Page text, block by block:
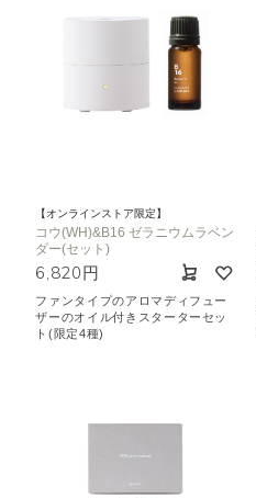
【オンラインストア限定】
コウ(WH)&B16 ゼラニウムラベン
ダー(セット)
6,820円
ファンタイプのアロマディフュー
ザーのオイル付きスターターセッ
ト(限定4種)